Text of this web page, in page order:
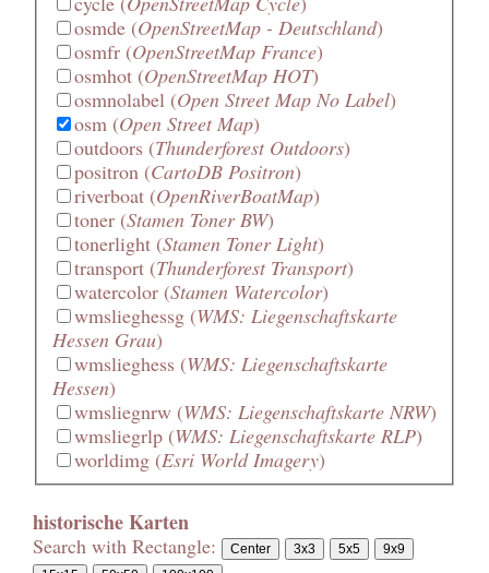
osmde(OpenStreetMap - Deutschland)
osmfr(OpenStreetMap France)
osmhot(OpenStreetMap HOT)
osmnolabel(Open Street Map No Label)
osm(Open Street Map)
outdoors(Thunderforest Outdoors)
positron(CartoDB Positron)
riverboat(OpenRiverBoatMap)
toner(Stamen Toner BW)
tonerlight(Stamen Toner Light)
transport(Thunderforest Transport)
watercolor(Stamen Watercolor)
wmslieghessg(WMS: Liegenschaftskarte
Hessen Grau)
wmslieghess(WMS: Liegenschaftskarte
Hessen)
wmsliegnrw(WMS: Liegenschaftskarte NRW)
wmsliegrlp(WMS: Liegenschaftskarte RLP)
worldimg(Esri World Imagery)
historische Karten
Search with Rectangle: